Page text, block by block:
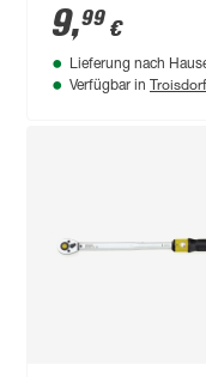
9,99 €
Lieferung nach
Verfügbar in Troisdorf